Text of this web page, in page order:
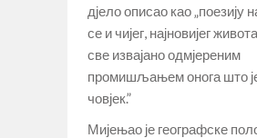
дјело описао као „поезију
се и чијег, најновијег
све извајано одмјереним
промишљањем онога што
човјек.”
Мијењао је географске